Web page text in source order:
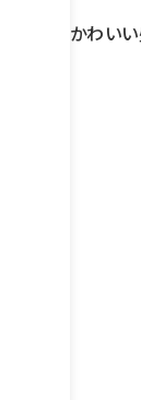
かわいい